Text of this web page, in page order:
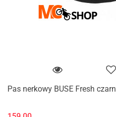
Pas nerkowy BUSE Fresh